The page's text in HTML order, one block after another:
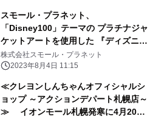
スモール・プラネット、
「Disney100」テーマの プラチナジャ
ケットアートを使用した 『ディズニー
ツイステッドワンダーランド』関連グ
ッズを発売
株式会社スモール・プラネット
2023年8月4日 11:15
≪クレヨンしんちゃんオフィシャルシ
ョップ ～アクションデパート札幌店～
≫ イオンモール札幌発寒に4月20